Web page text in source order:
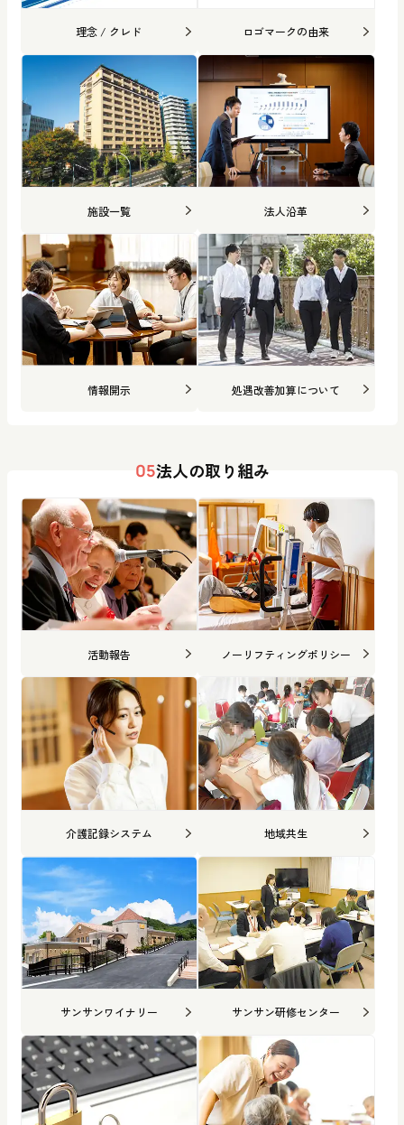
理念 / クレド ロゴマークの由来
施設一覧 法人沿革
情報開示 処遇改善加算について
05法人の取り組み
活動報告 ノーリフティングポリシー
介護記録システム 地域共生
サンサンワイナリー サンサン研修センター